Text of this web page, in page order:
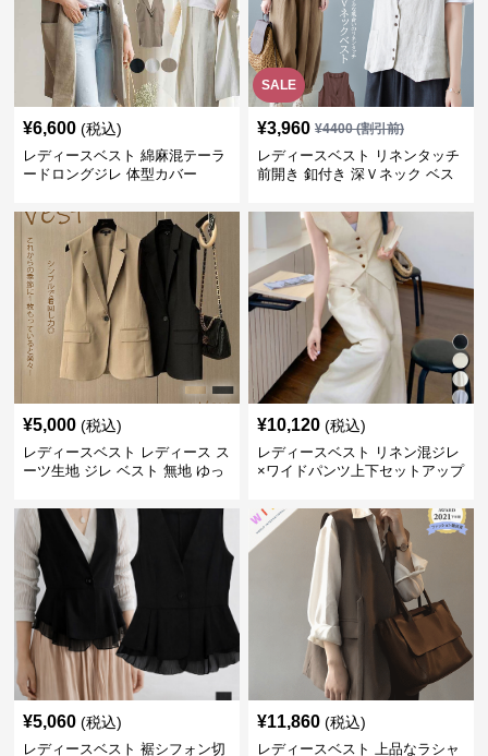
¥6,600 (税込)
レディースベスト 綿麻混テーラ
ードロングジレ 体型カバー
SALE
¥3,960 ¥4400(割引前)
レディースベスト リネンタッチ
前開き 釦付き 深Ｖネック ベス
¥5,000 (税込)
レディースベスト レディース ス
ーツ生地 ジレ ベスト 無地 ゆっ
¥10,120 (税込)
レディースベスト リネン混ジレ
×ワイドパンツ上下セットアップ
¥5,060 (税込)
レディースベスト 裾シフォン切
¥11,860 (税込)
レディースベスト 上品なラシャ